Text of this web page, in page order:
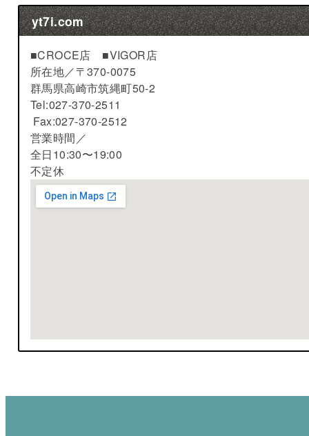
yt7i.com
■CROCE店 ■VIGOR店
所在地／〒370-0075
群馬県高崎市筑縄町50-2
Tel:027-370-2511
Fax:027-370-2512
営業時間／
全日10:30〜19:00
不定休